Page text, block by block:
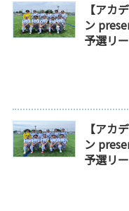
【アカ
ン
予選リ
【アカ
ン
予選リ